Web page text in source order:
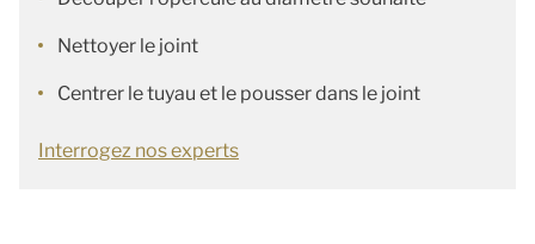
Nettoyer le joint
Centrer le tuyau et le pousser dans le joint
Interrogez nos experts